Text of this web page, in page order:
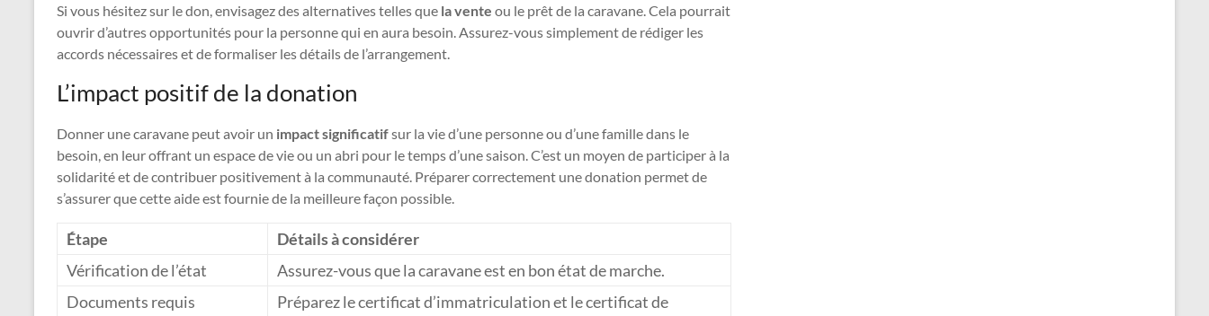
Si vous hésitez sur le don, envisagez des alternatives telles que la vente ou le prêt de la caravane. Cela pourrait
ouvrir d’autres opportunités pour la personne qui en aura besoin. Assurez-vous simplement de rédiger les
accords nécessaires et de formaliser les détails de l’arrangement.
L’impact positif de la donation
Donner une caravane peut avoir un impact significatifsur la vie d’une personne ou d’une famille dans le
besoin, en leur offrant un espace de vie ou un abri pour le temps d’une saison. C’est un moyen de participer à la
solidarité et de contribuer positivement à la communauté. Préparer correctement une donation permet de
s’assurer que cette aide est fournie de la meilleure façon possible.
Étape
Détails à considérer
Vérification de l’état
Assurez-vous que la caravane est en bon état de marche.
Documents requis
Préparez le certificat d’immatriculation et le certificat de